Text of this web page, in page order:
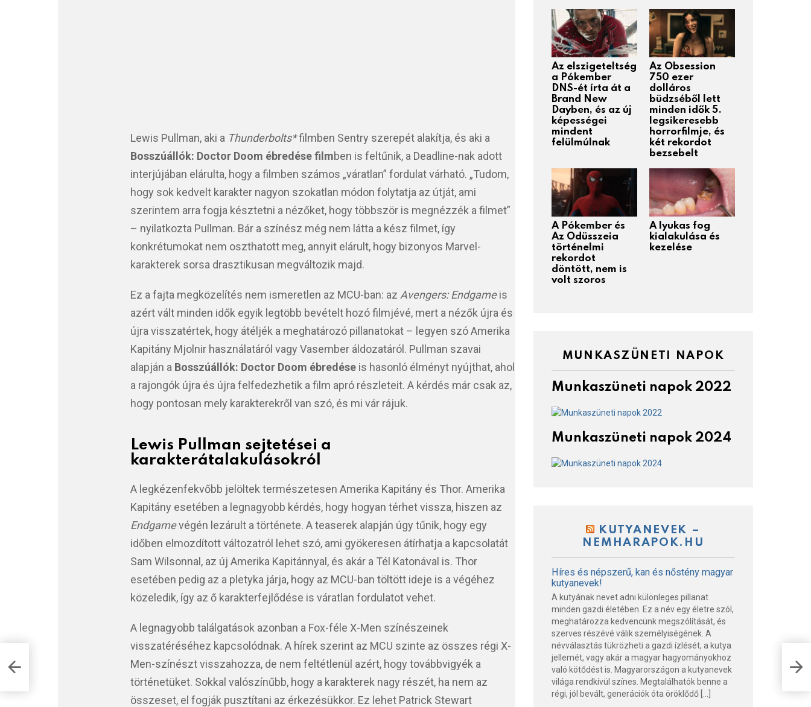
Lewis Pullman, aki a Thunderbolts*filmben Sentry szerepét alakítja, és aki a
Bosszúállók: Doctor Doom ébredése filmben is feltűnik, a Deadline-nak adott
interjújában elárulta, hogy a filmben számos „váratlan” fordulat várható. „Tudom,
hogy sok kedvelt karakter nagyon szokatlan módon folytatja az útját, ami
szerintem arra fogja késztetni a nézőket, hogy többször is megnézzék a filmet”
– nyilatkozta Pullman. Bár a színész még nem látta a kész filmet, így
konkrétumokat nem oszthatott meg, annyit elárult, hogy bizonyos Marvel-
karakterek sorsa drasztikusan megváltozik majd.
Ez a fajta megközelítés nem ismeretlen az MCU-ban: az Avengers: Endgameis
azért vált minden idők egyik legtöbb bevételt hozó filmjévé, mert a nézők újra és
újra visszatértek, hogy átéljék a meghatározó pillanatokat – legyen szó Amerika
Kapitány Mjolnir használatáról vagy Vasember áldozatáról. Pullman szavai
alapján a Bosszúállók: Doctor Doom ébredése is hasonló élményt nyújthat, ahol
a rajongók újra és újra felfedezhetik a film apró részleteit. A kérdés már csak az,
hogy pontosan mely karakterekről van szó, és mi vár rájuk.
Lewis Pullman sejtetései a
karakterátalakulásokról
A legkézenfekvőbb jelöltek természetesen Amerika Kapitány és Thor. Amerika
Kapitány esetében a legnagyobb kérdés, hogy hogyan térhet vissza, hiszen az
Endgamevégén lezárult a története. A teaserek alapján úgy tűnik, hogy egy
időben elmozdított változatról lehet szó, ami gyökeresen átírhatja a kapcsolatát
Sam Wilsonnal, az új Amerika Kapitánnyal, és akár a Tél Katonával is. Thor
esetében pedig az a pletyka járja, hogy az MCU-ban töltött ideje is a végéhez
közeledik, így az ő karakterfejlődése is váratlan fordulatot vehet.
A legnagyobb találgatások azonban a Fox-féle X-Men színészeinek
visszatéréséhez kapcsolódnak. A hírek szerint az MCU szinte az összes régi X-
Men-színészt visszahozza, de nem feltétlenül azért, hogy továbbvigyék a
történetüket. Sokkal valószínűbb, hogy a karakterek nagy részét, ha nem az
összeset, el fogják pusztítani az érkezésükkor. Ez lehet Patrick Stewart
és
Az elszigeteltség
a Pókember
DNS-ét írta át a
Brand New
Dayben, és az új
képességei
mindent
felülmúlnak
Az Obsession
750 ezer
dolláros
büdzséből lett
minden idők 5.
legsikeresebb
horrorfilmje, és
két rekordot
bezsebelt
A Pókember és
Az Odüsszeia
történelmi
rekordot
döntött, nem is
volt szoros
A lyukas fog
kialakulása és
kezelése
MUNKASZÜNETI NAPOK
Munkaszüneti napok 2022
Munkaszüneti napok 2024
KUTYANEVEK –
NEMHARAPOK.HU
Híres és népszerű, kan és nőstény magyar
kutyanevek!
A kutyának nevet adni különleges pillanat
minden gazdi életében. Ez a név egy életre szól,
meghatározza kedvencünk megszólítását, és
szerves részévé válik személyiségének. A
névválasztás tükrözheti a gazdi ízlését, a kutya
jellemét, vagy akár a magyar hagyományokhoz
való kötődést is. Magyarországon a kutyanevek
világa rendkívül színes. Megtalálhatók benne a
régi, jól bevált, generációk óta öröklődő […]